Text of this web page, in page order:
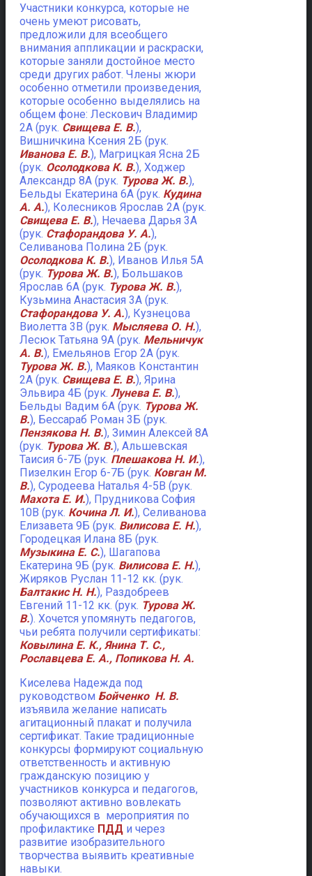
Участники конкурса, которые не
очень умеют рисовать,
предложили для всеобщего
внимания аппликации и раскраски,
которые заняли достойное место
среди других работ. Члены жюри
особенно отметили произведения,
которые особенно выделялись на
общем фоне: Лескович Владимир
2А (рук. Свищева Е. В.),
Вишничкина Ксения 2Б (рук.
Иванова Е. В.), Магрицкая Ясна 2Б
(рук. Осолодкова К. В.), Ходжер
Александр 8А (рук. Турова Ж. В.),
Бельды Екатерина 6А (рук. Кудина
А. А.), Колесников Ярослав 2А (рук.
Свищева Е. В.), Нечаева Дарья 3А
(рук. Стафорандова У. А.),
Селиванова Полина 2Б (рук.
Осолодкова К. В.), Иванов Илья 5А
(рук. Турова Ж. В.), Большаков
Ярослав 6А (рук. Турова Ж. В.),
Кузьмина Анастасия 3А (рук.
Стафорандова У. А.), Кузнецова
Виолетта 3В (рук. Мысляева О. Н.),
Лесюк Татьяна 9А (рук. Мельничук
А. В.), Емельянов Егор 2А (рук.
Турова Ж. В.), Маяков Константин
2А (рук. Свищева Е. В.), Ярина
Эльвира 4Б (рук. Лунева Е. В.),
Бельды Вадим 6А (рук. Турова Ж.
В.), Бессараб Роман 3Б (рук.
Пензякова Н. В.), Зимин Алексей 8А
(рук. Турова Ж. В.), Альшевская
Таисия 6-7Б (рук. Плешакова Н. И.),
Пизелкин Егор 6-7Б (рук. Ковган М.
В.), Суродеева Наталья 4-5В (рук.
Махота Е. И.), Прудникова София
10В (рук. Кочина Л. И.), Селиванова
Елизавета 9Б (рук. Вилисова Е. Н.),
Городецкая Илана 8Б (рук.
Музыкина Е. С.), Шагапова
Екатерина 9Б (рук. Вилисова Е. Н.),
Жиряков Руслан 11-12 кк. (рук.
Балтакис Н. Н.), Раздобреев
Евгений 11-12 кк. (рук. Турова Ж.
В.). Хочется упомянуть педагогов,
чьи ребята получили сертификаты:
Ковылина Е. К., Янина Т. С.,
Рославцева Е. А., Попикова Н. А.
Киселева Надежда под
руководством Бойченко Н. В.
изъявила желание написать
агитационный плакат и получила
сертификат. Такие традиционные
конкурсы формируют социальную
ответственность и активную
гражданскую позицию у
участников конкурса и педагогов,
позволяют активно вовлекать
обучающихся в мероприятия по
профилактике ПДД и через
развитие изобразительного
творчества выявить креативные
навыки.